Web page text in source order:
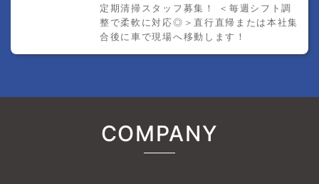
定期清掃スタッフ募集！ ＜毎週シフト調
整で柔軟に対応◎＞直行直帰または本社集
合後に車で現場へ移動します！
COMPANY